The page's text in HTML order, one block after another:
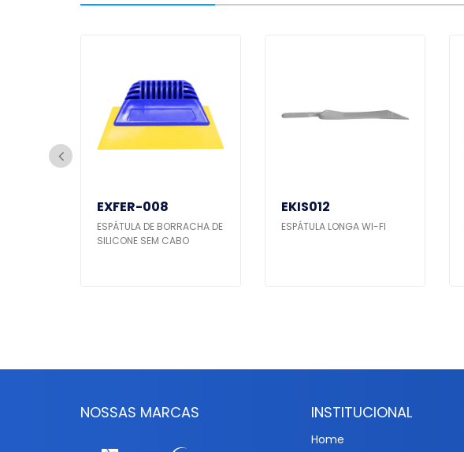
EXFER-008
ESPÁTULA DE BORRACHA DE
SILICONE SEM CABO
EKIS012
ESPÁTULA LONGA WI-FI
NOSSAS MARCAS INSTITUCIONAL
Home